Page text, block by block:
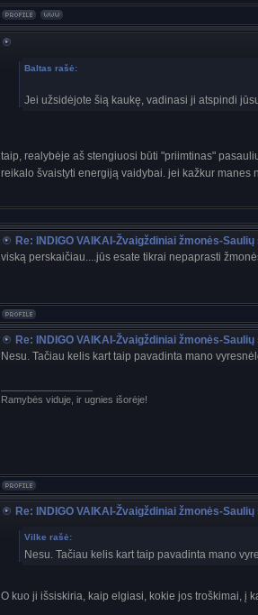
Baltas rašė:
Jei užsidėjote šią kaukę, vadinasi ji atspindi
taip, realybėje aš stengiuosi būti "priimtinas"
reikalo švaistyti energiją vaidybai. jei kažkur
Re: INDIGO VAIKAI-Žvaigždiniai žmonės-
viską perskaičiau....jūs esate tikrai nepaprasti
Re: INDIGO VAIKAI-Žvaigždiniai žmonės-
Nesu. Tačiau kelis kart taip pavadinta mano
Ramybės viduje, ir ugnies išorėje!
Re: INDIGO VAIKAI-Žvaigždiniai žmonės-
Vilke rašė:
Nesu. Tačiau kelis kart taip pavadinta mano
O kuo ji išsiskiria, kaip elgiasi, kokie jos troškimai, į